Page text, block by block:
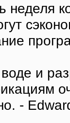
неделя
и
-